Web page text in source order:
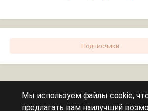
Подписчики
Мы используем файлы cookie,
предлагать вам наилучший